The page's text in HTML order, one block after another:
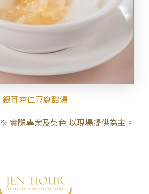
銀耳杏仁豆腐甜湯
※ 實際專案及菜色 以現場提供為主。